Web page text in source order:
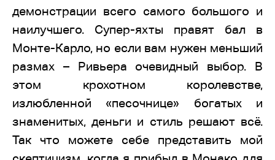
демонстрации всего самого большого и
наилучшего. Супер-яхты правят бал в
Монте-Карло, но если вам нужен меньший
размах – Ривьера очевидный выбор. В
этом крохотном королевстве,
излюбленной «песочнице» богатых и
знаменитых, деньги и стиль решают всё.
Так что можете себе представить мой